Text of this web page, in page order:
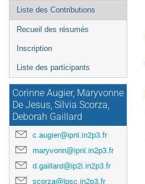
Liste des Contributions
Recueil des résumés
Inscription
Liste des participants
Corinne Augier, Maryvonne
De Jesus, Silvia Scorza,
Deborah Gaillard
c.augier@ipnl.in2p3.fr
maryvonn@ipnl.in2p3.fr
d.gaillard@ip2i.in2p3.fr
scorza@lpsc.in2p3.fr